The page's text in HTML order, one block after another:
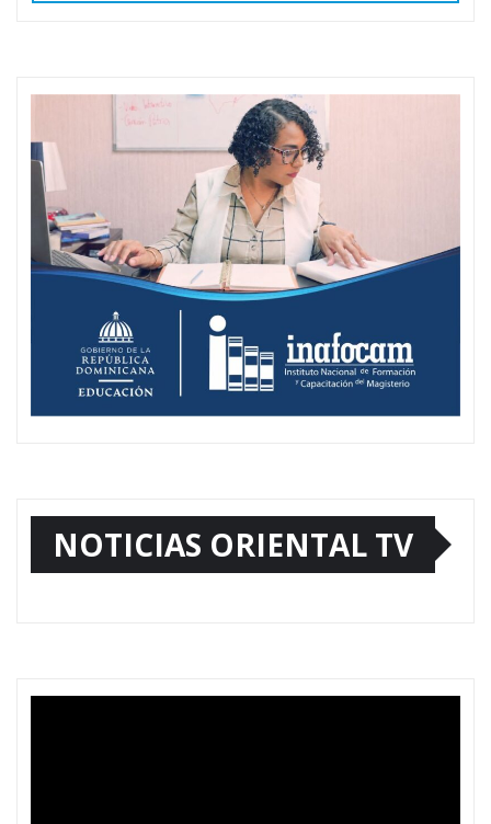
NOTICIAS ORIENTAL TV